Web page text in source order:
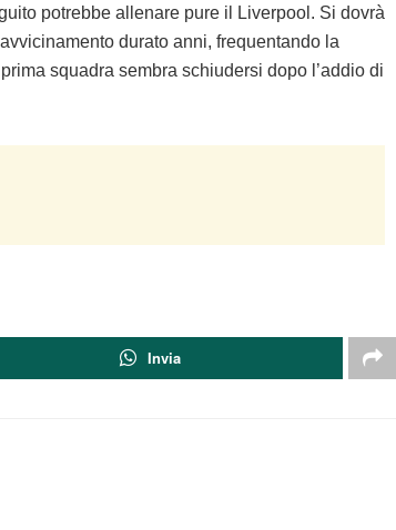
potrebbe allenare pure il Liverpool. Si dovrà
durato anni, frequentando la
squadra sembra schiudersi dopo l’addio di
Invia